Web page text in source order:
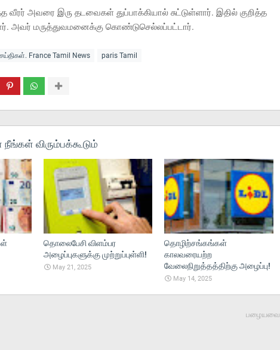
வீரர் அவரை இரு தடவைகள் துப்பாக்கியால் சுட்டுள்ளார். இதில் குறித்த
அவர் மருத்துவமனைக்கு கொண்டுசெல்லப்பட்டார்.
France Tamil News paris Tamil
விரும்பக்கூடும்
தொலைபேசி விளம்பர
அழைப்புகளுக்கு முற்றுப்புள்ளி!
May 21, 2025
தொழிற்சங்கங்கள்
காலவரையற்ற
வேலைநிறுத்தத்திற்கு அழைப்பு!
May 14, 2025
பழையவை